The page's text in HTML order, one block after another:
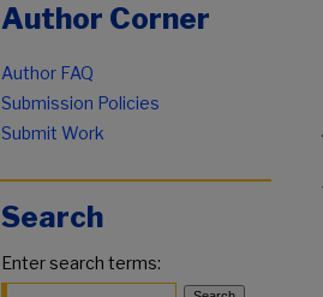
Author Corner
Author FAQ
Submission Policies
Submit Work
Search
Enter search terms: